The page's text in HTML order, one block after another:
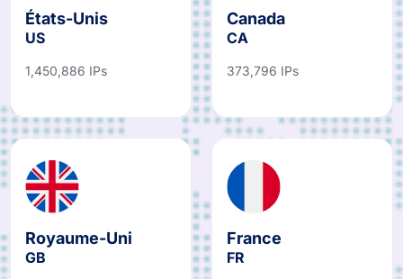
États-Unis
US
1,450,886 IPs
Canada
CA
373,796 IPs
Royaume-Uni
GB
France
FR